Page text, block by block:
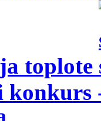
toplote